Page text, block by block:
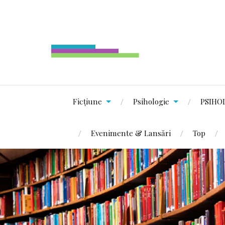
Ficțiune Psihologie
Evenimente & Lansări Top